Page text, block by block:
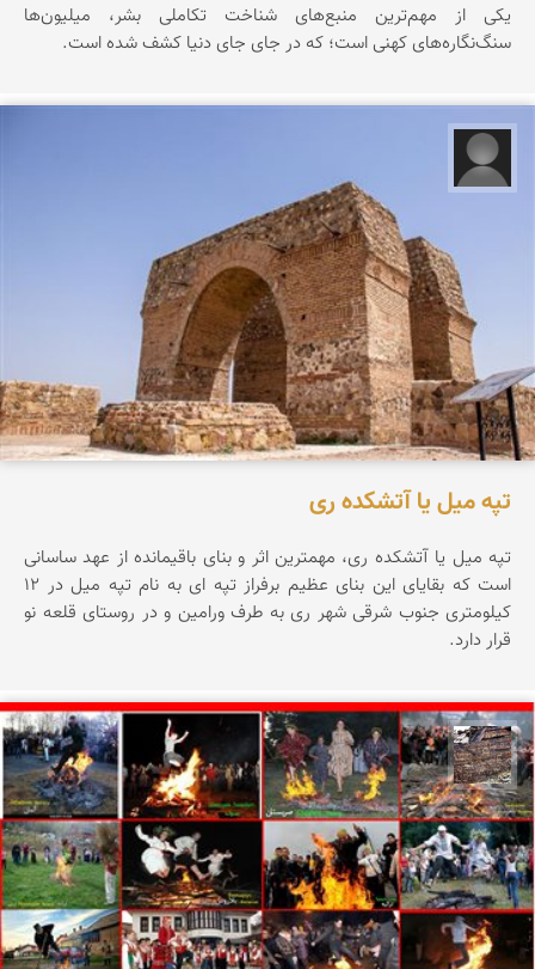
یکی از مهم‌ترین منبع‌های شناخت تکاملی بشر، میلیون‌ها
سنگ‌نگاره‌های کهنی است؛ که در جای جای دنیا کشف شده است.
تپه میل یا آتشکده ری
تپه ميل يا آتشكده ری، مهمترين اثر و بنای باقيمانده از عهد ساسانی
است كه بقايای اين بنای عظيم برفراز تپه ای به نام تپه ميل در 12
كيلومتری جنوب شرقی شهر ری به طرف ورامين و در روستای قلعه نو
قرار دارد.
محمد ناصری فرد